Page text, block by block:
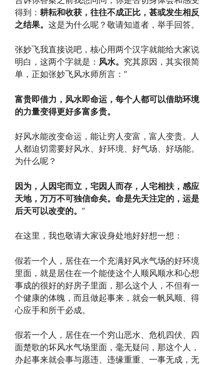
得到： 耕耘和收获，往往不成正比，甚或发生相反
之结果。 这是为什么呢？敬请知道者，举手回答。
张妙飞我直接说吧，核心用两个汉字就能给大家说
明白，这两个字就是： 风水。 究其原因，其实很简
单，正如张妙飞风水师所言：“
富贵即借力，风水即命运，每个人都可以借助环境
的力量变得更好多富多贵。
好风水能改变命运，能让穷人变富，富人变贵。人
人都迫切需要好风水、好环境、好气场、好场能。
为什么呢？
因为，人因宅而立，宅因人而存，人宅相扶，感应
天地，万万不可独信命矣。命是先天注定的，运是
后天可以改变的。 ”
在这里，我也敬请大家设身处地好好想一想：
假若一个人，居住在一个充满好风水气场的好环境
里面，就是居住在一个能使这个人顺风顺水和心想
事成的很好的好房子里面，那么这个人，不但有一
个健康的体魄，而且做起事来，就会一帆风顺、得
心应手和所干必成。
假若一个人，居住在一个穷山恶水、危机四伏、四
面楚歌的坏风水气场里面，毫无疑问，那这个人，
办起事来就会事与愿违、违缘重重、一事无成，无